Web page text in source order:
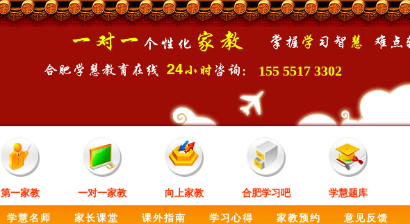
155 5517 3302
第一家教 一对一家教 向上家教 合肥学习吧 学慧题库
学慧名师 家长课堂 课外指南 学习心得 家教预约 意见反馈